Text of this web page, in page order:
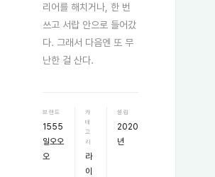
리어를 해치거나, 한 번
쓰고 서랍 안으로 들어갔
다. 그래서 다음엔 또 무
난한 걸 산다.
브랜드
1555
일오오
오
카
테
고
리
라
이
설립
2020
년